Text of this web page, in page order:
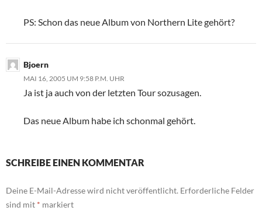
PS: Schon das neue Album von Northern Lite gehört?
Bjoern
MAI 16, 2005 UM 9:58 P.M. UHR
Ja ist ja auch von der letzten Tour sozusagen.
Das neue Album habe ich schonmal gehört.
SCHREIBE EINEN KOMMENTAR
Deine E-Mail-Adresse wird nicht veröffentlicht. Erforderliche Felder
sind mit * markiert